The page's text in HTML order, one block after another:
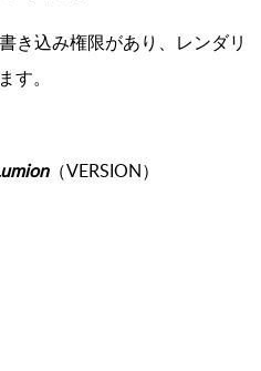
き込み権限があり、レンダリ
。
（VERSION）